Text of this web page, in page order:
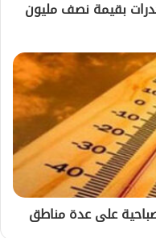
بقيمة نصف مليون
على عدة مناطق